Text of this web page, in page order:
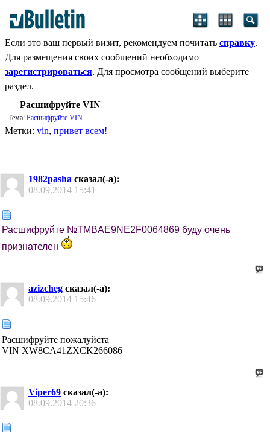
Если это ваш первый визит, рекомендуем почитать справку.
Для размещения своих сообщений необходимо
зарегистрироваться. Для просмотра сообщений выберите
раздел.
Расшифруйте VIN
Тема: Расшифруйте VIN
Метки: vin, привет всем!
1982pasha сказал(-а):
08.09.2014 15:41
Расшифруйте №TMBAE9NE2F0064869 буду очень
признателен
azizcheg сказал(-а):
08.09.2014 15:46
Расшифруйте пожалуйста
VIN XW8CA41ZXCK266086
Viper69 сказал(-а):
08.09.2014 20:36